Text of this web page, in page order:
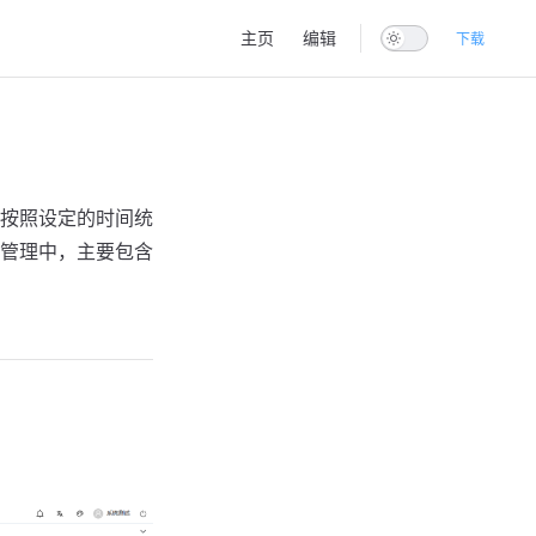
主页 编辑 下载
照设定的时间统
理中，主要包含